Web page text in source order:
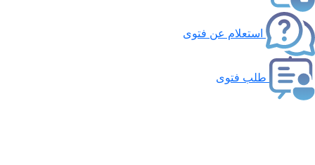
استعلام عن فتوى
طلب فتوى